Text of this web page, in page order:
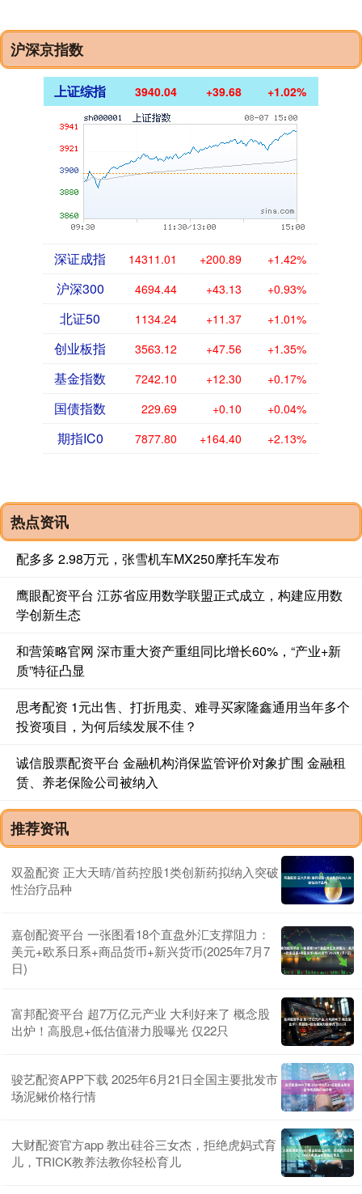
沪深京指数
上证综指 3940.04 +39.68 +1.02%
深证成指 14311.01 +200.89 +1.42%
沪深300 4694.44 +43.13 +0.93%
北证50 1134.24 +11.37 +1.01%
创业板指 3563.12 +47.56 +1.35%
基金指数 7242.10 +12.30 +0.17%
国债指数 229.69 +0.10 +0.04%
期指IC0 7877.80 +164.40 +2.13%
热点资讯
配多多 2.98万元，张雪机车MX250摩托车发布
鹰眼配资平台 江苏省应用数学联盟正式成立，构建应用数
学创新生态
和营策略官网 深市重大资产重组同比增长60%，“产业+新
质”特征凸显
思考配资 1元出售、打折甩卖、难寻买家隆鑫通用当年多个
投资项目，为何后续发展不佳？
诚信股票配资平台 金融机构消保监管评价对象扩围 金融租
赁、养老保险公司被纳入
推荐资讯
双盈配资 正大天晴/首药控股1类创新药拟纳入突破
性治疗品种
嘉创配资平台 一张图看18个直盘外汇支撑阻力：
美元+欧系日系+商品货币+新兴货币(2025年7月7
日)
富邦配资平台 超7万亿元产业 大利好来了 概念股
出炉！高股息+低估值潜力股曝光 仅22只
骏艺配资APP下载 2025年6月21日全国主要批发市
场泥鳅价格行情
大财配资官方app 教出硅谷三女杰，拒绝虎妈式育
儿，TRICK教养法教你轻松育儿